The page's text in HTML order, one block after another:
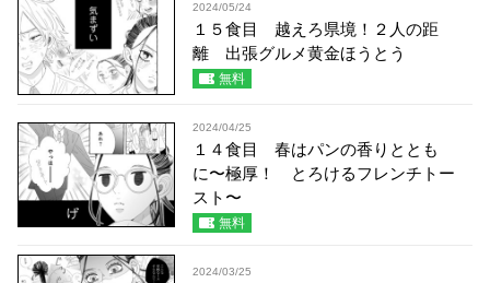
2024/05/24
１５食目 越えろ県境！２人の距
離 出張グルメ黄金ほうとう
無料
2024/04/25
１４食目 春はパンの香りととも
に〜極厚！ とろけるフレンチトー
スト〜
無料
2024/03/25